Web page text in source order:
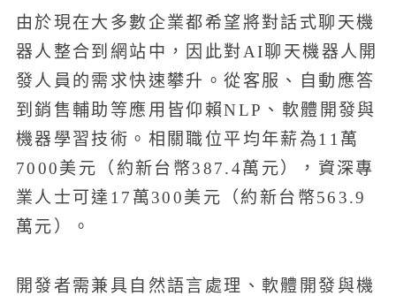
由於現在大多數企業都希望將對話式聊天機
器人整合到網站中，因此對AI聊天機器人開
發人員的需求快速攀升。從客服、自動應答
到銷售輔助等應用皆仰賴NLP、軟體開發與
機器學習技術。相關職位平均年薪為11萬
7000美元（約新台幣387.4萬元），資深專
業人士可達17萬300美元（約新台幣563.9
萬元）。
開發者需兼具自然語言處理、軟體開發與機